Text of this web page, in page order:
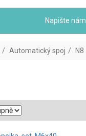
Napište nám
Automatický spoj N8